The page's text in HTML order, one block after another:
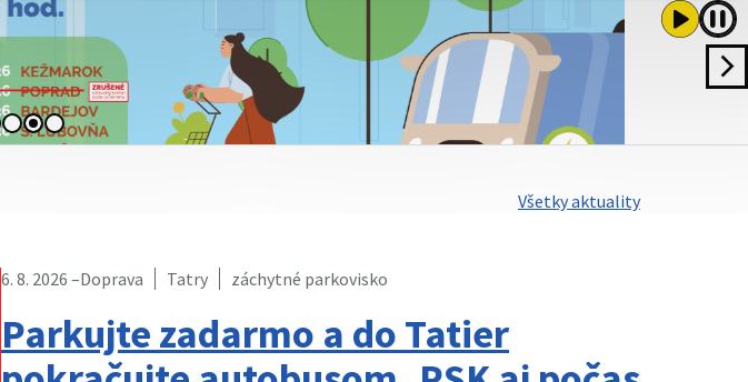
Všetky aktuality
6. 8. 2026 –Doprava Tatry záchytné parkovisko
Parkujte zadarmo a do Tatier